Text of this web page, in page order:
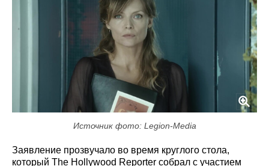
Источник фото: Legion-Media
Заявление прозвучало во время круглого стола,
который The Hollywood Reporter собрал с участием